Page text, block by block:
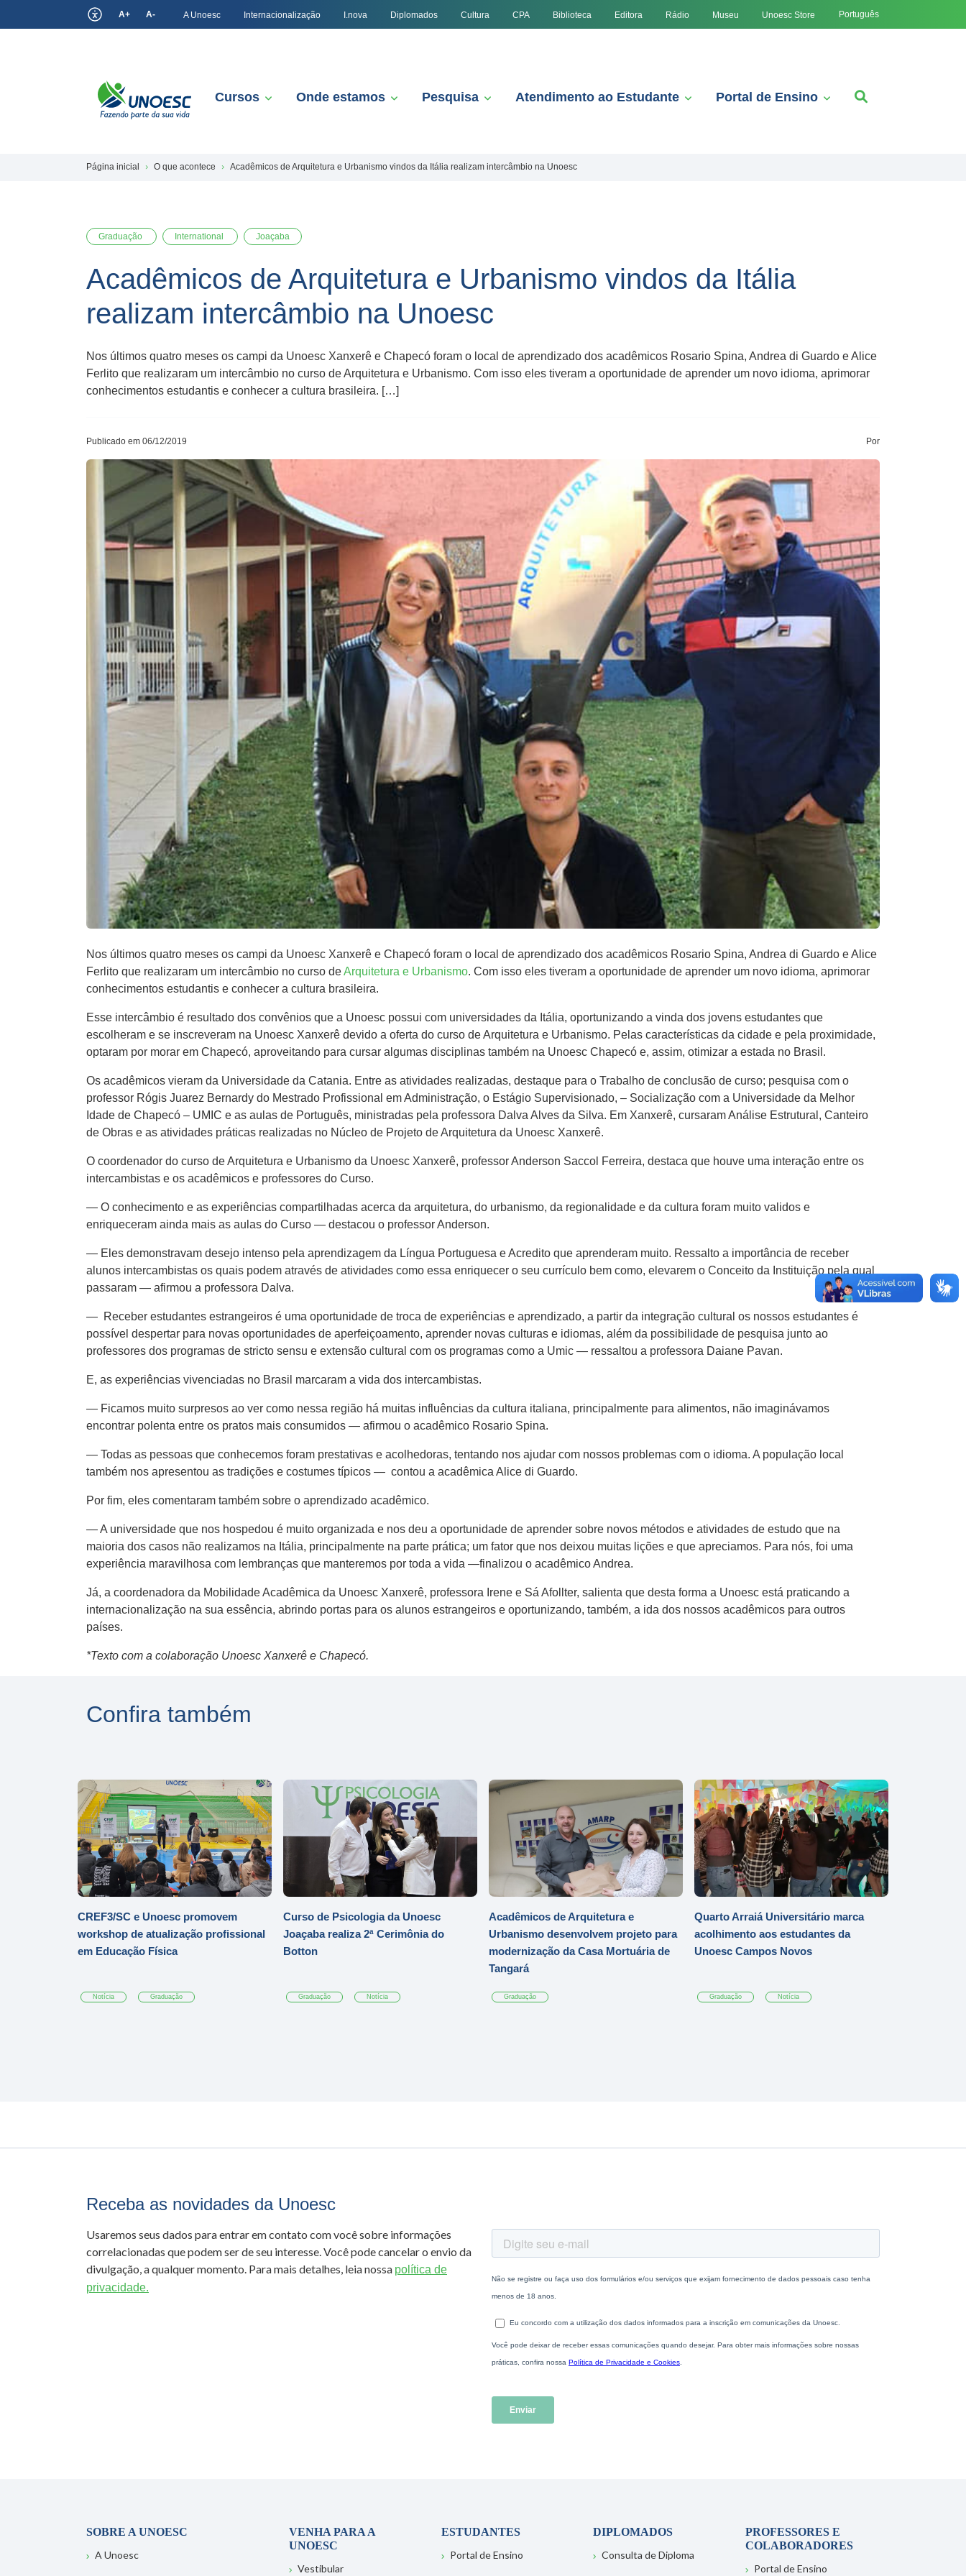
A+ A- A Unoesc Internacionalização I.nova Diplomados Cultura CPA Biblioteca Editora Rádio Museu Unoesc Store Português
Cursos Onde estamos Pesquisa Atendimento ao Estudante Portal de Ensino
Página inicial O que acontece Acadêmicos de Arquitetura e Urbanismo vindos da Itália realizam intercâmbio na Unoesc
Graduação International Joaçaba
Acadêmicos de Arquitetura e Urbanismo vindos da Itália
realizam intercâmbio na Unoesc
Nos últimos quatro meses os campi da Unoesc Xanxerê e Chapecó foram o local de aprendizado dos acadêmicos Rosario Spina, Andrea di Guardo e Alice
Ferlito que realizaram um intercâmbio no curso de Arquitetura e Urbanismo. Com isso eles tiveram a oportunidade de aprender um novo idioma, aprimorar
conhecimentos estudantis e conhecer a cultura brasileira. […]
Publicado em 06/12/2019 Por
Nos últimos quatro meses os campi da Unoesc Xanxerê e Chapecó foram o local de aprendizado dos acadêmicos Rosario Spina, Andrea di Guardo e Alice
Ferlito que realizaram um intercâmbio no curso deArquitetura e Urbanismo. Com isso eles tiveram a oportunidade de aprender um novo idioma, aprimorar
conhecimentos estudantis e conhecer a cultura brasileira.
Esse intercâmbio é resultado dos convênios que a Unoesc possui com universidades da Itália, oportunizando a vinda dos jovens estudantes que
escolheram e se inscreveram na Unoesc Xanxerê devido a oferta do curso de Arquitetura e Urbanismo. Pelas características da cidade e pela proximidade,
optaram por morar em Chapecó, aproveitando para cursar algumas disciplinas também na Unoesc Chapecó e, assim, otimizar a estada no Brasil.
Os acadêmicos vieram da Universidade da Catania. Entre as atividades realizadas, destaque para o Trabalho de conclusão de curso; pesquisa com o
professor Rógis Juarez Bernardy do Mestrado Profissional em Administração, o Estágio Supervisionado, – Socialização com a Universidade da Melhor
Idade de Chapecó – UMIC e as aulas de Português, ministradas pela professora Dalva Alves da Silva. Em Xanxerê, cursaram Análise Estrutural, Canteiro
de Obras e as atividades práticas realizadas no Núcleo de Projeto de Arquitetura da Unoesc Xanxerê.
O coordenador do curso de Arquitetura e Urbanismo da Unoesc Xanxerê, professor Anderson Saccol Ferreira, destaca que houve uma interação entre os
intercambistas e os acadêmicos e professores do Curso.
— O conhecimento e as experiências compartilhadas acerca da arquitetura, do urbanismo, da regionalidade e da cultura foram muito validos e
enriqueceram ainda mais as aulas do Curso — destacou o professor Anderson.
— Eles demonstravam desejo intenso pela aprendizagem da Língua Portuguesa e Acredito que aprenderam muito. Ressalto a importância de receber
alunos intercambistas os quais podem através de atividades como essa enriquecer o seu currículo bem como, elevarem o Conceito da Instituição pela qual
passaram — afirmou a professora Dalva.
— Receber estudantes estrangeiros é uma oportunidade de troca de experiências e aprendizado, a partir da integração cultural os nossos estudantes é
possível despertar para novas oportunidades de aperfeiçoamento, aprender novas culturas e idiomas, além da possibilidade de pesquisa junto ao
professores dos programas de stricto sensu e extensão cultural com os programas como a Umic — ressaltou a professora Daiane Pavan.
E, as experiências vivenciadas no Brasil marcaram a vida dos intercambistas.
— Ficamos muito surpresos ao ver como nessa região há muitas influências da cultura italiana, principalmente para alimentos, não imaginávamos
encontrar polenta entre os pratos mais consumidos — afirmou o acadêmico Rosario Spina.
— Todas as pessoas que conhecemos foram prestativas e acolhedoras, tentando nos ajudar com nossos problemas com o idioma. A população local
também nos apresentou as tradições e costumes típicos — contou a acadêmica Alice di Guardo.
Por fim, eles comentaram também sobre o aprendizado acadêmico.
— A universidade que nos hospedou é muito organizada e nos deu a oportunidade de aprender sobre novos métodos e atividades de estudo que na
maioria dos casos não realizamos na Itália, principalmente na parte prática; um fator que nos deixou muitas lições e que apreciamos. Para nós, foi uma
experiência maravilhosa com lembranças que manteremos por toda a vida —finalizou o acadêmico Andrea.
Já, a coordenadora da Mobilidade Acadêmica da Unoesc Xanxerê, professora Irene e Sá Afollter, salienta que desta forma a Unoesc está praticando a
internacionalização na sua essência, abrindo portas para os alunos estrangeiros e oportunizando, também, a ida dos nossos acadêmicos para outros
países.
*Texto com a colaboração Unoesc Xanxerê e Chapecó.
Confira também
CREF3/SC e Unoesc promovem
workshop de atualização profissional
em Educação Física
Notícia Graduação
Curso de Psicologia da Unoesc
Joaçaba realiza 2ª Cerimônia do
Botton
Graduação Notícia
Acadêmicos de Arquitetura e
Urbanismo desenvolvem projeto para
modernização da Casa Mortuária de
Tangará
Graduação
Quarto Arraiá Universitário marca
acolhimento aos estudantes da
Unoesc Campos Novos
Graduação Notícia
Receba as novidades da Unoesc
Usaremos seus dados para entrar em contato com você sobre informações
correlacionadas que podem ser de seu interesse. Você pode cancelar o envio da
divulgação, a qualquer momento. Para mais detalhes, leia nossa política de
privacidade.
SOBRE A UNOESC
A Unoesc
VENHA PARA A
UNOESC
Vestibular
ESTUDANTES
Portal de Ensino
DIPLOMADOS
Consulta de Diploma
PROFESSORES E
COLABORADORES
Portal de Ensino